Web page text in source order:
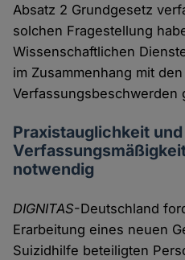
Absatz 2 Grundgesetz
solchen Fragestellung
Wissenschaftlichen
im Zusammenhang mit
Verfassungsbeschwerden
Praxistauglichkeit und
notwendig
DIGNITAS-Deutschland
Erarbeitung eines neuen
Suizidhilfe beteiligten